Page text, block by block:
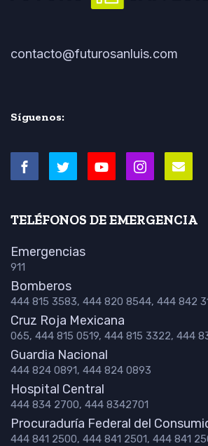
contacto@futurosanluis.com
Síguenos:
TELÉFONOS DE EMERGENCIA
Emergencias
911
Bomberos
444 815 3583, 444 820 8544, 444 842
Cruz Roja Mexicana
065, 444 815 0519, 444 815 3322, 444
Guardia Nacional
444 824 0891, 444 824 0893
Hospital Central
444 834 2700, 444 8342701
Procuraduría Federal del
444 841 2500, 444 841 2501, 444 841